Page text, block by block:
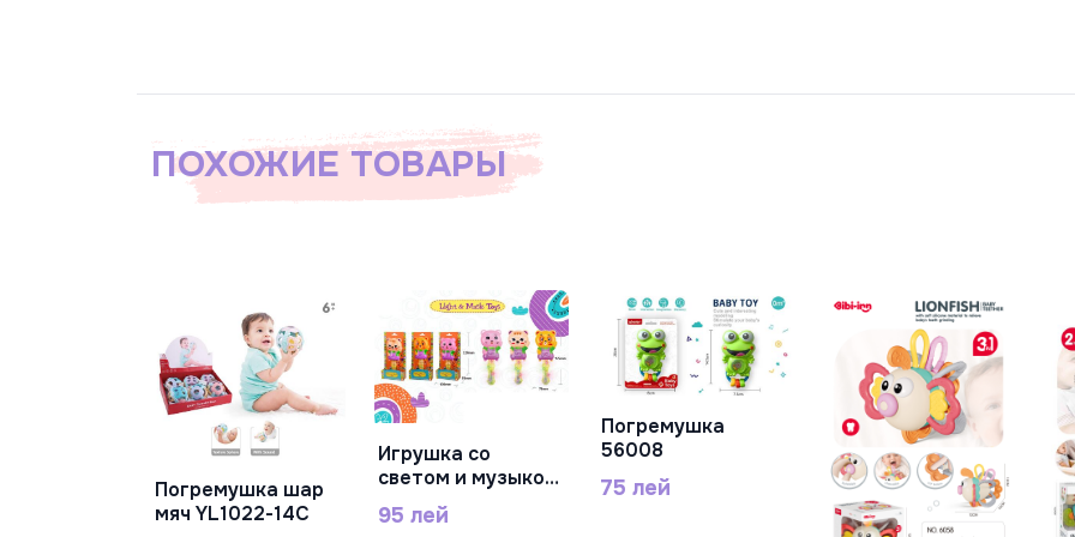
ПОХОЖИЕ ТОВАРЫ
В Корзину
Погремушка шар
мяч YL1022-14C
В Корзину
Игрушка со
светом и музыкой,
мультяшное
животное, 3
95 лей
В Корзину
Погремушка
56008
75 лей